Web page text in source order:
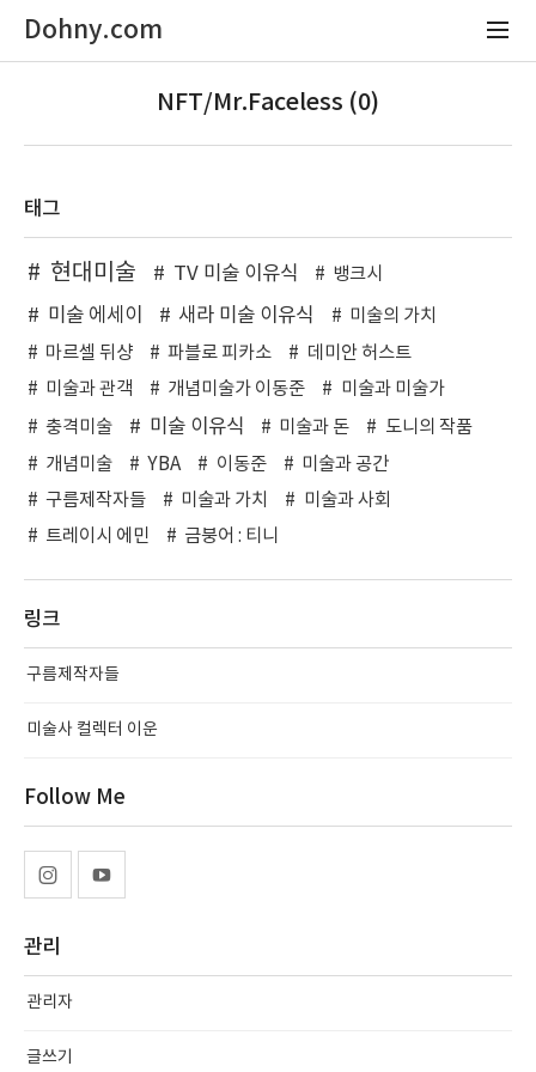
Dohny.com
NFT/Mr.Faceless (0)
태그
현대미술 TV 미술 이유식 뱅크시
미술 에세이 새라 미술 이유식
미술의 가치
마르셀 뒤샹
파블로 피카소
데미안 허스트
미술과 관객
개념미술가 이동준
미술과 미술가
충격미술
미술 이유식 미술과 돈
도니의 작품
개념미술
YBA 이동준
미술과 공간
구름제작자들
미술과 가치
미술과 사회
트레이시 에민
금붕어 : 티니
링크
구름제작자들
미술사 컬렉터 이운
Follow Me
관리
관리자
글쓰기